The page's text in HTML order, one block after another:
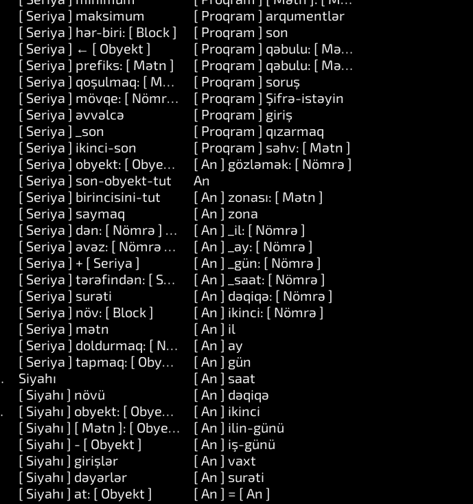
[ Nömrə ]
[ Seriya ] maksimum
[ Seriya ] hər-biri: [ Block ]
[ Seriya ] ← [ Obyekt ]
[ Seriya ] prefiks: [ Mətn ]
[ Seriya ] qoşulmaq: [ Mətn ]
[ Seriya ] mövqe: [ Nömrə ]
[ Seriya ] əvvəlcə
[ Seriya ] _son
[ Seriya ] ikinci-son
[ Seriya ] obyekt: [ Obyekt ] yer: [ Nömrə ]
[ Seriya ] son-obyekt-tut
[ Seriya ] birincisini-tut
[ Seriya ] saymaq
[ Seriya ] dən: [ Nömrə ] uzunluq: [ Nömrə ]
[ Seriya ] əvəz: [ Nömrə ] uzunluq: [ Nömrə ] ilə: [ Seriya ]
[ Seriya ] + [ Seriya ]
[ Seriya ] tərəfindən: [ Seriya ]
[ Seriya ] surəti
[ Seriya ] növ: [ Block ]
[ Seriya ] mətn
[ Seriya ] doldurmaq: [ Nömrə ] ilə: [ Obyekt ]
[ Seriya ] tapmaq: [ Obyekt ]
Siyahı
[ Siyahı ] növü
[ Siyahı ] obyekt: [ Obyekt ] yer: [ Obyekt ]
[ Siyahı ] [ Mətn ]: [ Obyekt ]
[ Siyahı ] - [ Obyekt ]
[ Siyahı ] girişlər
[ Siyahı ] dəyərlər
[ Siyahı ] at: [ Obyekt ]
[ Proqram ] arqumentlər
[ Proqram ] son
[ Proqram ] qəbulu: [ Mətn ]
[ Proqram ] qəbulu: [ Mətn ] dəyər: [ Mətn ]
[ Proqram ] soruş
[ Proqram ] Şifrə-istəyin
[ Proqram ] giriş
[ Proqram ] qızarmaq
[ Proqram ] səhv: [ Mətn ]
[ An ] gözləmək: [ Nömrə ]
An
[ An ] zonası: [ Mətn ]
[ An ] zona
[ An ] _il: [ Nömrə ]
[ An ] _ay: [ Nömrə ]
[ An ] _gün: [ Nömrə ]
[ An ] _saat: [ Nömrə ]
[ An ] dəqiqə: [ Nömrə ]
[ An ] ikinci: [ Nömrə ]
[ An ] il
[ An ] ay
[ An ] gün
[ An ] saat
[ An ] dəqiqə
[ An ] ikinci
[ An ] ilin-günü
[ An ] iş-günü
[ An ] vaxt
[ An ] surəti
[ An ] = [ An ]